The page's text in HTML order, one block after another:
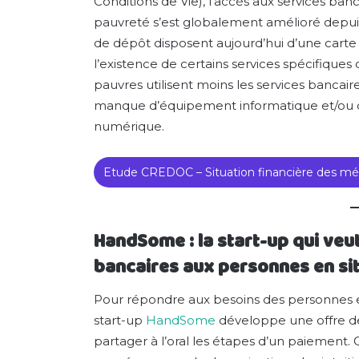
pauvreté s’est globalement amélioré
de dépôt disposent aujourd’hui d’une
l’existence de certains services
pauvres utilisent moins les services
manque d’équipement informatique et/ou
numérique.
Etude CREDOC – Situation financière des
HandSome : la start-up qui
bancaires aux personnes en
Pour répondre aux besoins des
start-up HandSome développe une offre
partager à l’oral les étapes d’un